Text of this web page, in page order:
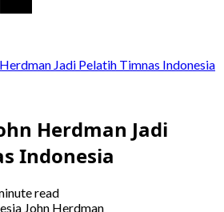
Jadi Pelatih Timnas Indonesia
Herdman Jadi
Indonesia
read